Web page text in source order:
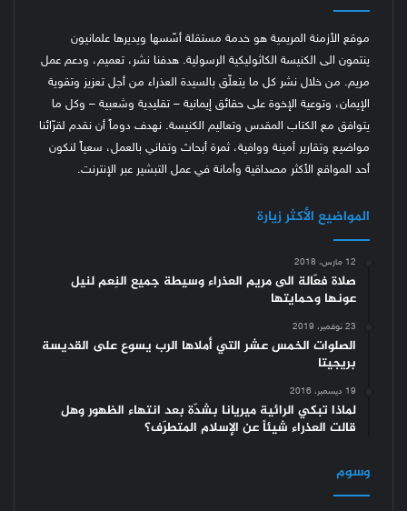
موقع الأزمنة المريمية هو خدمة مستقلة أسّسها ويديرها علمانيون
ينتمون الى الكنيسة الكاثوليكية الرسولية. هدفنا نشر، تعميم، ودعم عمل
مريم. من خلال نشر كل ما يتعلّق بالسيدة العذراء من أجل تعزيز وتقوية
الإيمان، وتوعية الإخوة على حقائق إيمانية – تقليدية وشعبية – وكل ما
يتوافق مع الكتاب المقدس وتعاليم الكنيسة. نهدف دوماً أن نقدم لقرّائنا
مواضيع وتقارير أمينة ووافية، ثمرة أبحاث وتفاني بالعمل، سعياً لنكون
أحد المواقع الأكثر مصداقية وأمانة في عمل التبشير عبر الإنترنت.
المواضيع الأكثر زيارة
12 مارس، 2018
صلاة فعّالة الى مريم العذراء وسيطة جميع النِعم لنيل
عونها وحمايتها
23 نوفمبر، 2019
الصلوات الخمس عشر التي أملاها الرب يسوع على القديسة
بريجيتا
19 ديسمبر، 2016
لماذا تبكي الرائية ميريانا بشدّة بعد انتهاء الظهور وهل
قالت العذراء شيئاً عن الإسلام المتطرّف؟
وسوم